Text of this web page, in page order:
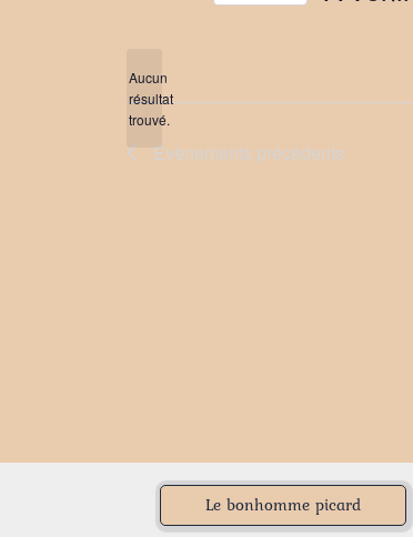
Notice
Aucun
résultat
trouvé.
Évènements précédents
Le bonhomme picard